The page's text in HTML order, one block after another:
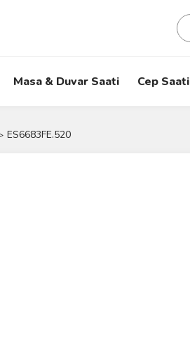
Masa & Duvar Saati Cep Saati
ES6683FE.520